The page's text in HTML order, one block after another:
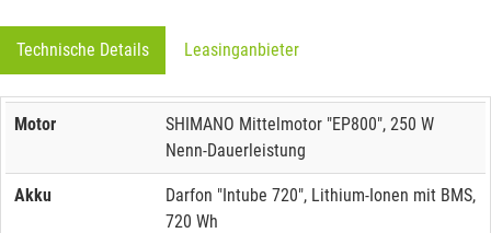
Technische Details Leasinganbieter
Motor
SHIMANO Mittelmotor "EP800", 250 W
Nenn-Dauerleistung
Akku
Darfon "Intube 720", Lithium-Ionen mit BMS,
720 Wh